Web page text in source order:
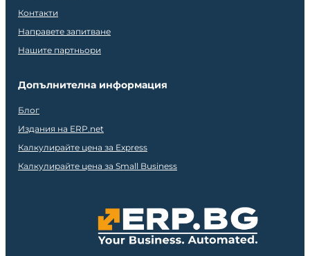
Контакти
Направете запитване
Нашите партньори
Допълнителна информация
Блог
Издания на ERP.net
Калкулирайте цена за Express
Калкулирайте цена за Small Business